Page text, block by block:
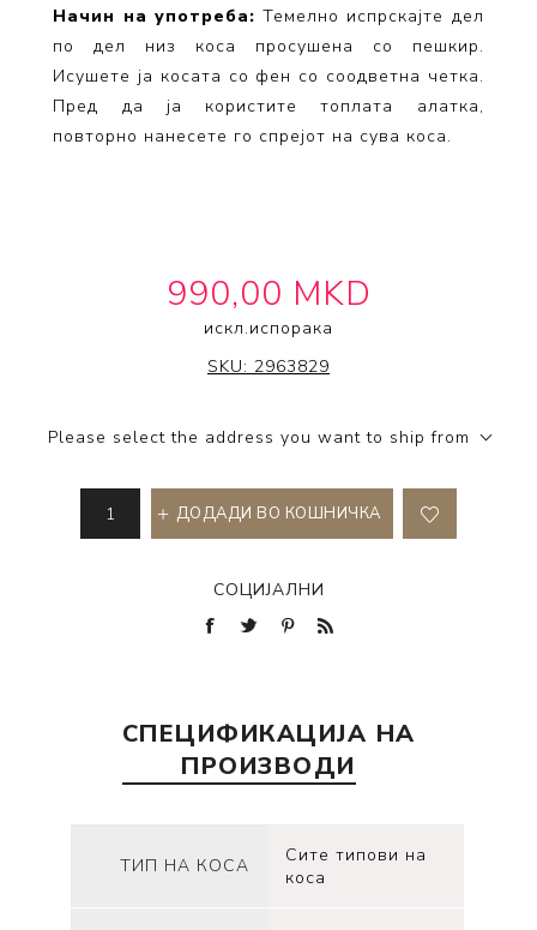
Начин на употреба: Темелно испрскајте дел
по дел низ коса просушена со пешкир.
Исушете ја косата со фен со соодветна четка.
Пред да ја користите топлата алатка,
повторно нанесете го спрејот на сува коса.
990,00 MKD
искл.испорака
INDOLA
SKU: 2963829
Please select the address you want to ship from
ДОДАДИ ВО КОШНИЧКА
СОЦИЈАЛНИ
СПЕЦИФИКАЦИЈА НА
ПРОИЗВОДИ
ТИП НА КОСА
Сите типови на
коса